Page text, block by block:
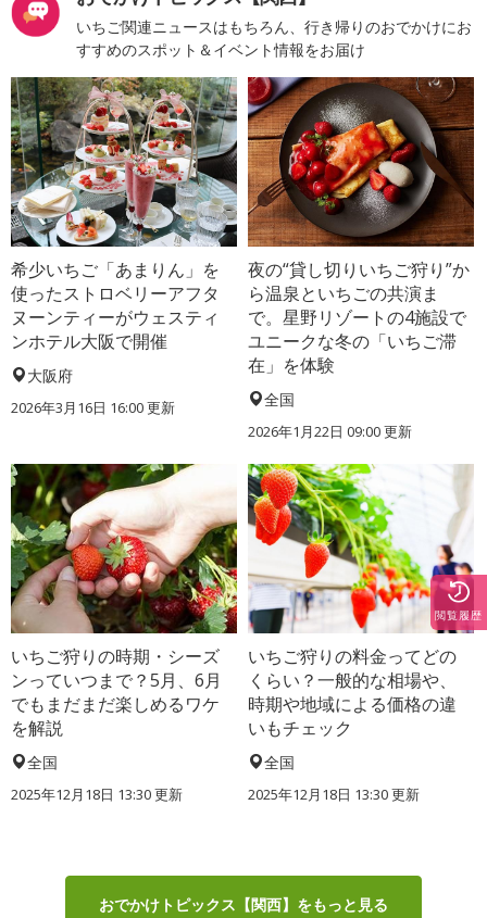
いちご関連ニュースはもちろん、行き帰りのおでかけにお
すすめのスポット＆イベント情報をお届け
希少いちご「あまりん」を
使ったストロベリーアフタ
ヌーンティーがウェスティ
ンホテル大阪で開催
大阪府
2026年3月16日 16:00 更新
夜の“貸し切りいちご狩り”か
ら温泉といちごの共演ま
で。星野リゾートの4施設で
ユニークな冬の「いちご滞
在」を体験
全国
2026年1月22日 09:00 更新
いちご狩りの時期・シーズ
ンっていつまで？5月、6月
でもまだまだ楽しめるワケ
を解説
全国
2025年12月18日 13:30 更新
いちご狩りの料金ってどの
くらい？一般的な相場や、
時期や地域による価格の違
いもチェック
全国
2025年12月18日 13:30 更新
おでかけトピックス【関西】をもっと見る
閲覧履歴